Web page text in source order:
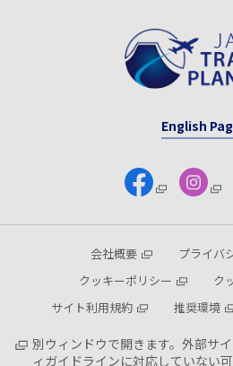
English
会社概要
プライバ
クッキーポリシー
ク
サイト利用規約
推奨環境
別ウィンドウで開きます。外部サ
ィガイドラインに対応していない可